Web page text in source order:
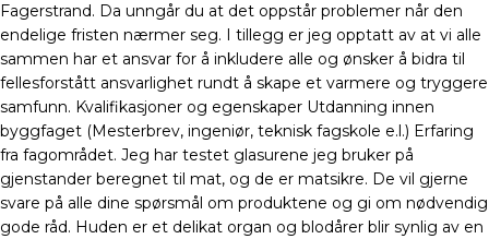
Fagerstrand. Da unngår du at det oppstår problemer når den
endelige fristen nærmer seg. I tillegg er jeg opptatt av at vi alle
sammen har et ansvar for å inkludere alle og ønsker å bidra til
fellesforstått ansvarlighet rundt å skape et varmere og tryggere
samfunn. Kvalifikasjoner og egenskaper Utdanning innen
byggfaget (Mesterbrev, ingeniør, teknisk fagskole e.l.) Erfaring
fra fagområdet. Jeg har testet glasurene jeg bruker på
gjenstander beregnet til mat, og de er matsikre. De vil gjerne
svare på alle dine spørsmål om produktene og gi om nødvendig
gode råd. Huden er et delikat organ og blodårer blir synlig av en